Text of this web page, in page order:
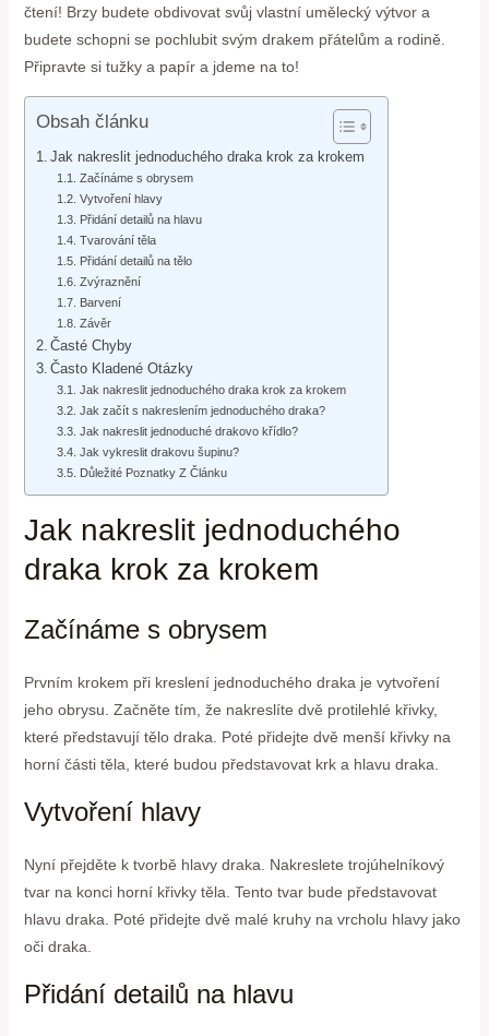
čtení! Brzy budete obdivovat svůj vlastní umělecký výtvor a
budete schopni se pochlubit svým drakem přátelům a rodině.
Připravte si tužky a papír a jdeme na to!
Obsah článku
Jak nakreslit jednoduchého draka krok za krokem
Začínáme s obrysem
Vytvoření hlavy
Přidání detailů na hlavu
Tvarování těla
Přidání detailů na tělo
Zvýraznění
Barvení
Závěr
Časté Chyby
Často Kladené Otázky
Jak nakreslit jednoduchého draka krok za krokem
Jak začít s nakreslením jednoduchého draka?
Jak nakreslit jednoduché drakovo křídlo?
Jak vykreslit drakovu šupinu?
Důležité Poznatky Z Článku
Jak nakreslit jednoduchého
draka krok za krokem
Začínáme s obrysem
Prvním krokem při kreslení jednoduchého draka je vytvoření
jeho obrysu. Začněte tím, že nakreslíte dvě protilehlé křivky,
které představují tělo draka. Poté přidejte dvě menší křivky na
horní části těla, které budou představovat krk a hlavu draka.
Vytvoření hlavy
Nyní přejděte k tvorbě hlavy draka. Nakreslete trojúhelníkový
tvar na konci horní křivky těla. Tento tvar bude představovat
hlavu draka. Poté přidejte dvě malé kruhy na vrcholu hlavy jako
oči draka.
Přidání detailů na hlavu